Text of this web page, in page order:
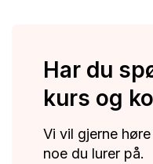
Har du
kurs og
Vi vil gjerne
noe du lurer på.